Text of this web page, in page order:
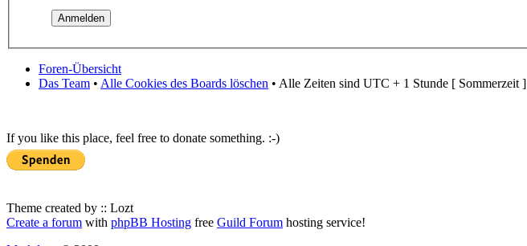
Foren-Übersicht
Das Team • Alle Cookies des Boards löschen • Alle Zeiten sind UTC + 1 Stunde [ Sommerzeit ]
If you like this place, feel free to donate something. :-)
Theme created by :: Lozt
Create a forum with phpBB Hosting free Guild Forum hosting service!